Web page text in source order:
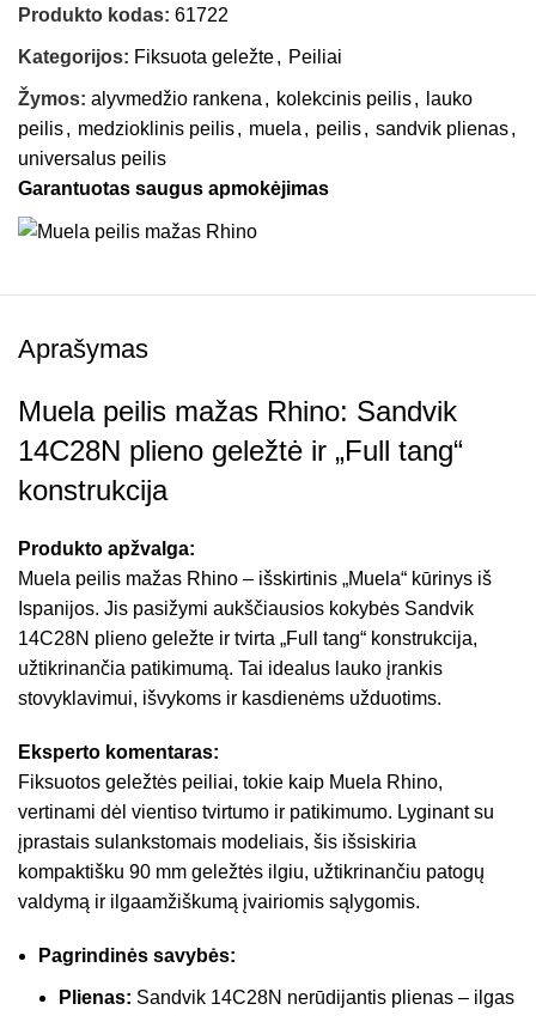
Produkto kodas:61722
Kategorijos: Fiksuota geležte, Peiliai
Žymos: alyvmedžio rankena , kolekcinis peilis,
lauko
peilis, medzioklinis peilis, muela , peilis, sandvik plienas,
universalus peilis
Garantuotas saugus apmokėjimas
Aprašymas
Muela peilis mažas Rhino: Sandvik
14C28N plieno geležtė ir „Full tang“
konstrukcija
Produkto apžvalga:
Muela peilis mažas Rhino – išskirtinis „Muela“ kūrinys iš
Ispanijos. Jis pasižymi aukščiausios kokybės Sandvik
14C28N plieno geležte ir tvirta „Full tang“ konstrukcija,
užtikrinančia patikimumą. Tai idealus lauko įrankis
stovyklavimui, išvykoms ir kasdienėms užduotims.
Eksperto komentaras:
Fiksuotos geležtės peiliai, tokie kaip Muela Rhino,
vertinami dėl vientiso tvirtumo ir patikimumo. Lyginant su
įprastais sulankstomais modeliais, šis išsiskiria
kompaktišku 90 mm geležtės ilgiu, užtikrinančiu patogų
valdymą ir ilgaamžiškumą įvairiomis sąlygomis.
Pagrindinės savybės:
Plienas: Sandvik 14C28N nerūdijantis plienas – ilgas